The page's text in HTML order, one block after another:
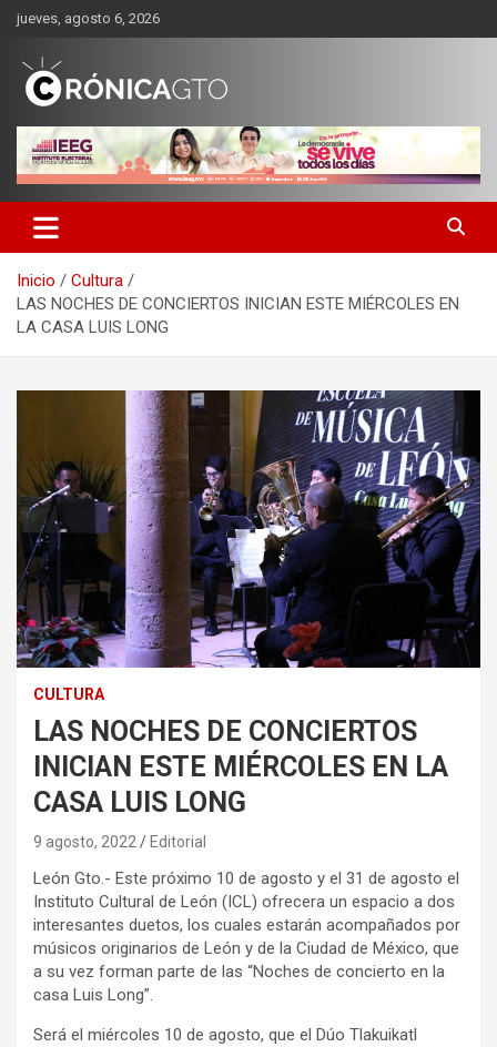
Saltar
contenido
jueves, agosto 6, 2026
CRONICA GUANAJUATO
Inicio
Cultura
LAS NOCHES DE CONCIERTOS INICIAN ESTE MIÉRCOLES EN
LA CASA LUIS LONG
CULTURA
LAS NOCHES DE CONCIERTOS
INICIAN ESTE MIÉRCOLES EN LA
CASA LUIS LONG
9 agosto, 2022 Editorial
León Gto.- Este próximo 10 de agosto y el 31 de agosto el
Instituto Cultural de León (ICL) ofrecera un espacio a dos
interesantes duetos, los cuales estarán acompañados por
músicos originarios de León y de la Ciudad de México, que
a su vez forman parte de las “Noches de concierto en la
casa Luis Long”.
Será el miércoles 10 de agosto, que el Dúo Tlakuikatl